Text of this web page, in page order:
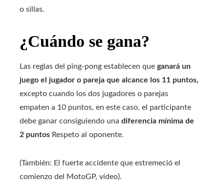
o sillas.
¿Cuándo se gana?
Las reglas del ping-pong establecen que ganará un
juego el jugador o pareja que alcance los 11 puntos,
excepto cuando los dos jugadores o parejas
empaten a 10 puntos, en este caso, el participante
debe ganar consiguiendo una diferencia mínima de
2 puntos Respeto al oponente.
(También: El fuerte accidente que estremeció el
comienzo del MotoGP, vídeo).